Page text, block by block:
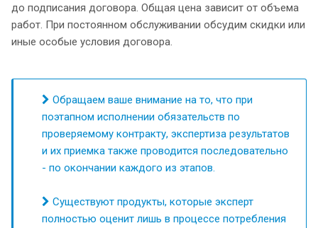
до подписания договора. Общая цена зависит от объема
работ. При постоянном обслуживании обсудим скидки или
иные особые условия договора.
Обращаем ваше внимание на то, что при
поэтапном исполнении обязательств по
проверяемому контракту, экспертиза результатов
и их приемка также проводится последовательно
- по окончании каждого из этапов.
Существуют продукты, которые эксперт
полностью оценит лишь в процессе потребления